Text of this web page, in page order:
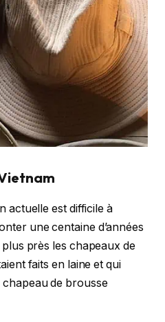
actuelle est difficile à
une centaine d’années
près les chapeaux de
faits en laine et qui
de brousse